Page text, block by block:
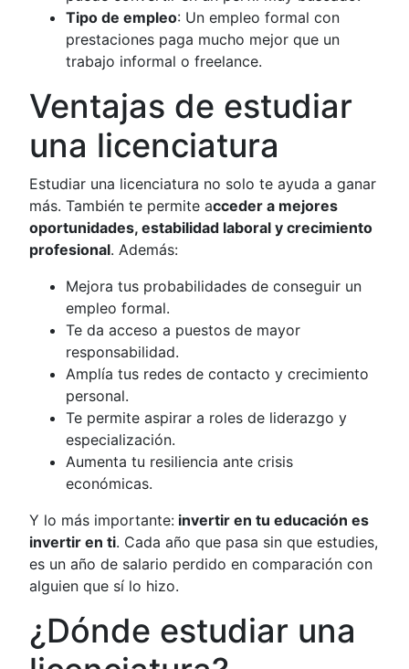
Tipo de empleo: Un empleo formal con
prestaciones paga mucho mejor que un
trabajo informal o freelance.
Ventajas de estudiar
una licenciatura
Estudiar una licenciatura no solo te ayuda a ganar
más. También te permite acceder a mejores
oportunidades, estabilidad laboral y crecimiento
profesional. Además:
Mejora tus probabilidades de conseguir un
empleo formal.
Te da acceso a puestos de mayor
responsabilidad.
Amplía tus redes de contacto y crecimiento
personal.
Te permite aspirar a roles de liderazgo y
especialización.
Aumenta tu resiliencia ante crisis
económicas.
Y lo más importante: invertir en tu educación es
invertir en ti. Cada año que pasa sin que estudies,
es un año de salario perdido en comparación con
alguien que sí lo hizo.
¿Dónde estudiar una